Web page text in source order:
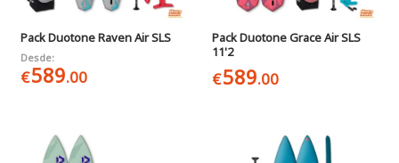
Pack Duotone Raven Air SLS
Desde:
€589.00
Pack Duotone Grace Air SLS
11'2
€589.00